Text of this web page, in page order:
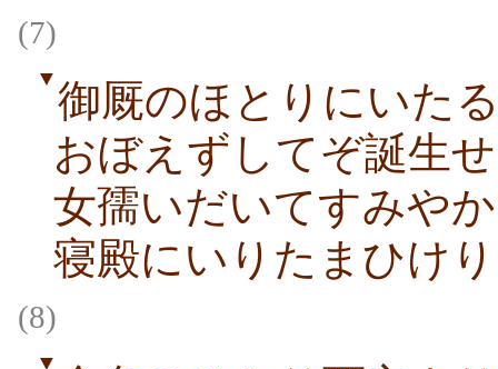
(7)
▼御厩のほとりにいた
おぼえずしてぞ誕生
女孺いだいてすみや
寝殿にいりたまひけり
(8)
▼